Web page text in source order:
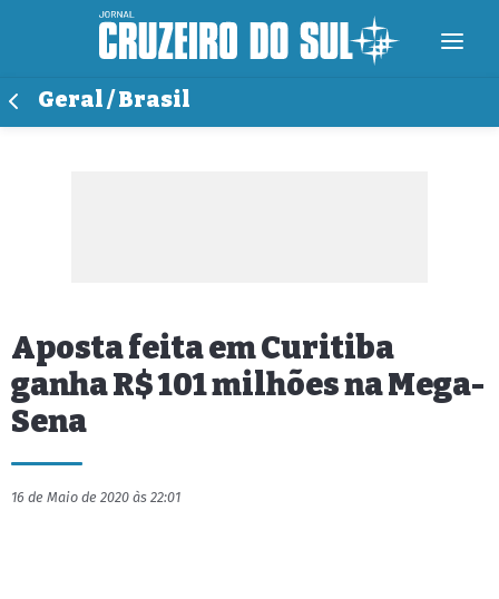
Geral / Brasil
Aposta feita em Curitiba
ganha R$ 101 milhões na Mega-
Sena
16 de Maio de 2020 às 22:01